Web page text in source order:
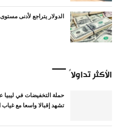
الدولار يتراجع لأدنى مستوى في
الأكثر تداولاً
حملة التخفيضات في ليبيا
تشهد إقبالا واسعا مع غياب